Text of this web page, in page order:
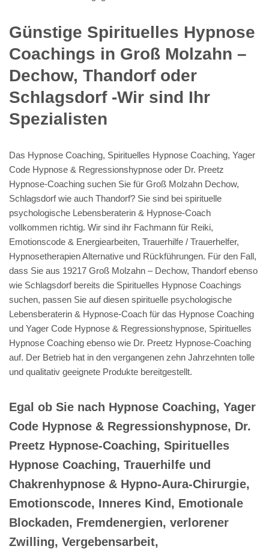
Günstige Spirituelles Hypnose
Coachings in Groß Molzahn –
Dechow, Thandorf oder
Schlagsdorf -Wir sind Ihr
Spezialisten
Das Hypnose Coaching, Spirituelles Hypnose Coaching, Yager
Code Hypnose & Regressionshypnose oder Dr. Preetz
Hypnose-Coaching suchen Sie für Groß Molzahn Dechow,
Schlagsdorf wie auch Thandorf? Sie sind bei spirituelle
psychologische Lebensberaterin & Hypnose-Coach
vollkommen richtig. Wir sind ihr Fachmann für Reiki,
Emotionscode & Energiearbeiten, Trauerhilfe / Trauerhelfer,
Hypnosetherapien Alternative und Rückführungen. Für den Fall,
dass Sie aus 19217 Groß Molzahn – Dechow, Thandorf ebenso
wie Schlagsdorf bereits die Spirituelles Hypnose Coachings
suchen, passen Sie auf diesen spirituelle psychologische
Lebensberaterin & Hypnose-Coach für das Hypnose Coaching
und Yager Code Hypnose & Regressionshypnose, Spirituelles
Hypnose Coaching ebenso wie Dr. Preetz Hypnose-Coaching
auf. Der Betrieb hat in den vergangenen zehn Jahrzehnten tolle
und qualitativ geeignete Produkte bereitgestellt.
Egal ob Sie nach Hypnose Coaching, Yager
Code Hypnose & Regressionshypnose, Dr.
Preetz Hypnose-Coaching, Spirituelles
Hypnose Coaching, Trauerhilfe und
Chakrenhypnose & Hypno-Aura-Chirurgie,
Emotionscode, Inneres Kind, Emotionale
Blockaden, Fremdenergien, verlorener
Zwilling, Vergebensarbeit,